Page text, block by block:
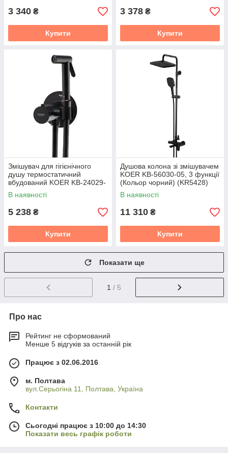
3 340 ₴
Купити
3 378 ₴
Купити
Змішувач для гігієнічного
душу термостатичний
вбудований KOER KB-24029-
05 (Кольор чорний) (KR5494)
В наявності
5 238 ₴
Купити
Душова колона зі змішувачем
KOER KB-56030-05, 3 функції
(Кольор чорний) (KR5428)
В наявності
11 310 ₴
Купити
Показати ще
1 / 5
Про нас
Рейтинг не сформований
Менше 5 відгуків за останній рік
Працює з 02.06.2016
м. Полтава
вул.Серьогіна 11, Полтава, Україна
Контакти
Сьогодні працює з 10:00 до 14:30
Показати весь графік роботи